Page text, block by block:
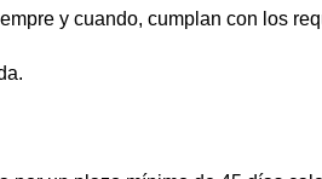
y cuando, cumplan con los